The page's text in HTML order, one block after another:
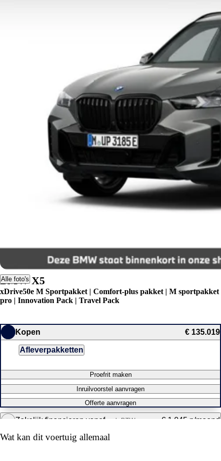
Alle foto's
BMW X5
xDrive50e M Sportpakket | Comfort-plus pakket | M sportpakket
pro | Innovation Pack | Travel Pack
Kopen € 135.019
Afleverpakketten
Proefrit maken
Inruilvoorstel aanvragen
Offerte aanvragen
Zakelijk financieren vanafexcl. BTW € 1.045 p/maand
Wat kan dit voertuig allemaal